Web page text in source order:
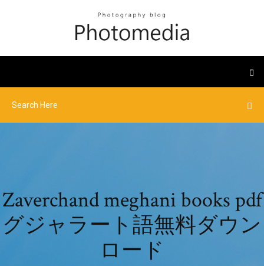
Zaverchand meghani books pdf
グジャラート語無料ダウン
ロード